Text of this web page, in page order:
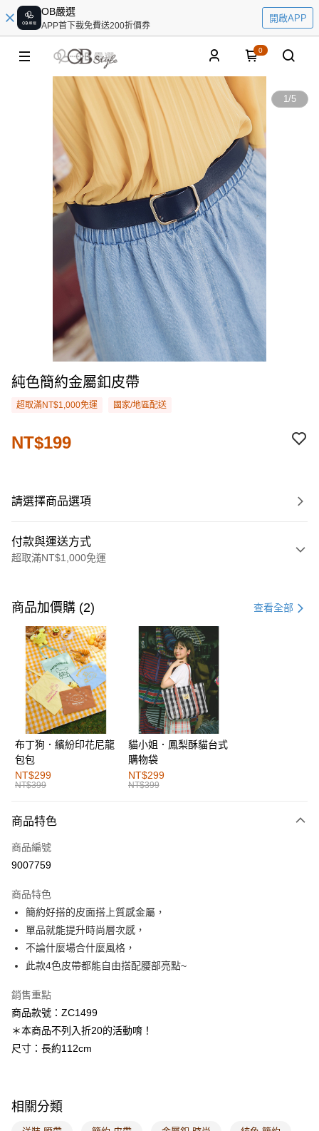
OB嚴選
APP首下載免費送200折價券
開啟APP
0
1/5
純色簡約金屬釦皮帶
超取滿NT$1,000免運 國家/地區配送
NT$199
請選擇商品選項
付款與運送方式
超取滿NT$1,000免運
信用卡一次付款
購物金
超商取貨付款
LINE Pay
街口支付
運送方式
全家取貨付款
每筆NT$60，滿NT$1,000(含以上)免運費
付款後全家取貨
萊爾富取貨付款
付款後萊爾富取貨
每筆NT$60，滿NT$1,000(含以上)免運費
7-11取貨付款
每筆NT$60，滿NT$1,000(含以上)免運費
付款後7-11取貨
每筆NT$60，滿NT$1,000(含以上)免運費
宅配
每筆NT$60，滿NT$1,000(含以上)免運費
商品加價購 (2) 查看全部
布丁狗．繽紛印花尼龍
包包
NT$299
NT$399
貓小姐．鳳梨酥貓台式
購物袋
NT$299
NT$399
商品特色
商品編號
9007759
商品特色
簡約好搭的皮面搭上質感金屬，
單品就能提升時尚層次感，
不論什麼場合什麼風格，
此款4色皮帶都能自由搭配腰部亮點~
銷售重點
商品款號：ZC1499
＊本商品不列入折20的活動唷！
尺寸：長約112cm
相關分類